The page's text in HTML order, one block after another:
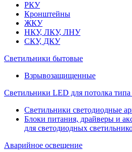
РКУ
Кронштейны
ЖКУ
НКУ, ЛКУ, ЛНУ
СКУ, ДКУ
Светильники бытовые
Взрывозащищенные
Светильники LED для потолка
Светильники светодиодные
Блоки питания, драйверы и
для светодиодных
Аварийное освещение